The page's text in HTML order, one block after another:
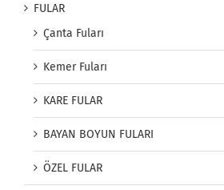
FULAR
Çanta Fuları
Kemer Fuları
KARE FULAR
BAYAN BOYUN FULARI
ÖZEL FULAR